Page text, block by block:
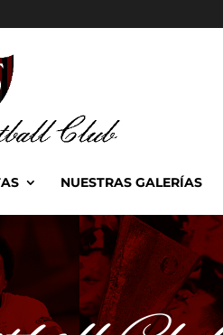
NUESTRAS GALERÍAS